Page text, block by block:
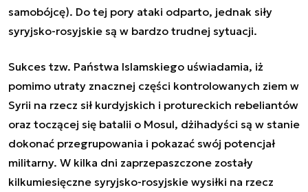
samobójcę). Do tej pory ataki odparto, jednak siły
syryjsko-rosyjskie są w bardzo trudnej sytuacji.
Sukces tzw. Państwa Islamskiego uświadamia, iż
pomimo utraty znacznej części kontrolowanych ziem w
Syrii na rzecz sił kurdyjskich i protureckich rebeliantów
oraz toczącej się batalii o Mosul, dżihadyści są w stanie
dokonać przegrupowania i pokazać swój potencjał
militarny. W kilka dni zaprzepaszczone zostały
kilkumiesięczne syryjsko-rosyjskie wysiłki na rzecz